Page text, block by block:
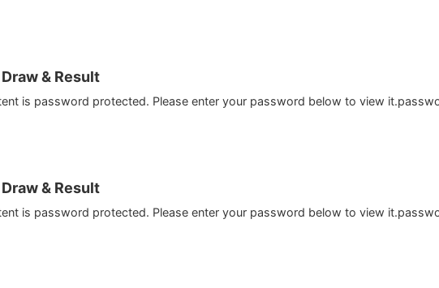
& Result
is password protected. Please enter your password below to view
& Result
is password protected. Please enter your password below to view